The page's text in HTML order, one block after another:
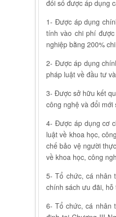
đổi số được áp dụng
1- Được áp dụng
tính vào chi phí
nghiệp bằng 200%
2- Được áp dụng
pháp luật về đầu tư
3- Được sở hữu kết
công nghệ và đổi
4- Được áp dụng cơ
luật về khoa học,
chế bảo vệ người
về khoa học, công
5- Tổ chức, cá nhân
chính sách ưu đãi,
6- Tổ chức, cá nhân